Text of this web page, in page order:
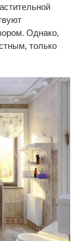
Однако,
только